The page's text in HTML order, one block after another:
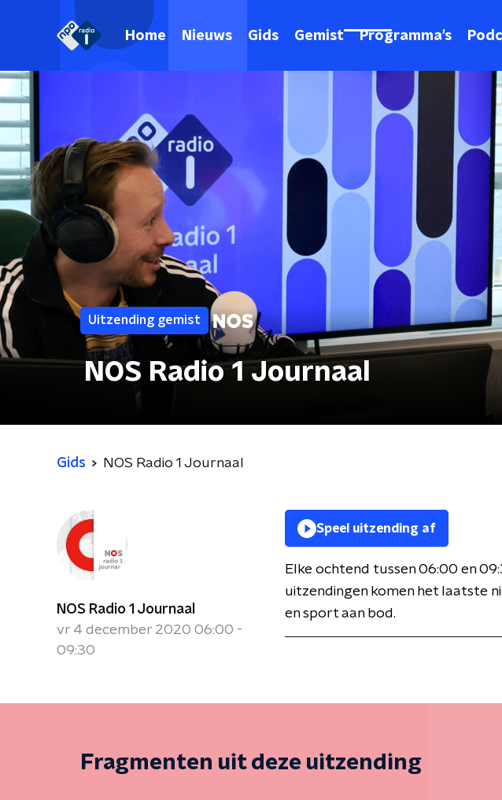
Home Nieuws Gids Gemist Programma's
Uitzending gemist
NOS Radio 1 Journaal
Gids NOS Radio 1 Journaal
NOS Radio 1 Journaal
vr 4 december 2020 06:00 -
09:30
Speel uitzending af
Elke ochtend tussen 06:00 en
uitzendingen komen het laatste
en sport aan bod.
Fragmenten uit deze uitzending